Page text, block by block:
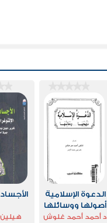
الدعوة الإسلامية
أصولها ووسائلها
د أحمد أحمد غلوش